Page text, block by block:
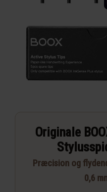
Originale
Præcision og
0,6